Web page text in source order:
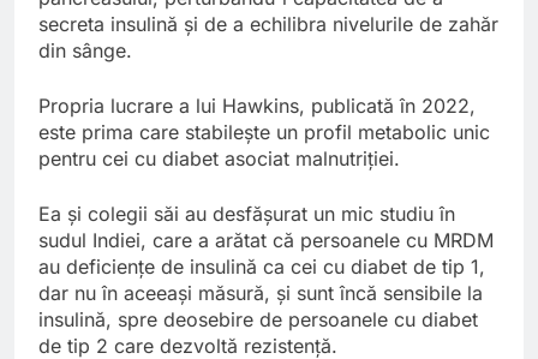
secreta insulină și de a echilibra nivelurile de zahăr
din sânge.
Propria lucrare a lui Hawkins, publicată în 2022,
este prima care stabilește un profil metabolic unic
pentru cei cu diabet asociat malnutriției.
Ea și colegii săi au desfășurat un mic studiu în
sudul Indiei, care a arătat că persoanele cu MRDM
au deficiențe de insulină ca cei cu diabet de tip 1,
dar nu în aceeași măsură, și sunt încă sensibile la
insulină, spre deosebire de persoanele cu diabet
de tip 2 care dezvoltă rezistență.